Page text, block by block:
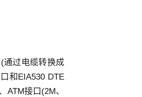
通过电缆转换成
和EIA530 DTE
接口(2M、